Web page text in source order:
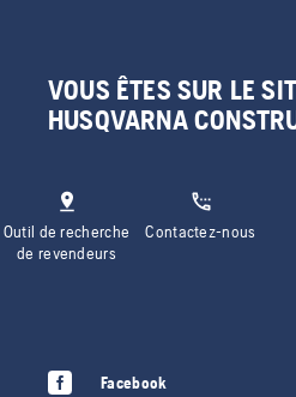
VOUS ÊTES SUR LE
HUSQVARNA
Outil de recherche
de revendeurs
Contactez-nous
Facebook